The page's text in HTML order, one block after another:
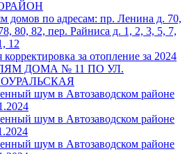
домов по адресам: пр. Ленина д. 70,
80, 82, пер. Райниса д. 1, 2, 3, 5, 7,
12
корректировка за отопление за 2024
ДОМА № 11 ПО УЛ.
шум в Автозаводском районе
шум в Автозаводском районе
шум в Автозаводском районе